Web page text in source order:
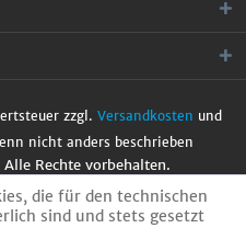
zzgl. Versandkosten und
nicht anders beschrieben
Rechte vorbehalten.
die für den technischen
sind und stets gesetzt